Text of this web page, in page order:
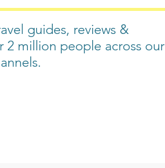
guides, reviews &
million people across our